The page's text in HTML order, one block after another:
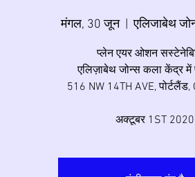
मंगल, 30 जून
  |
एलिजाबेथ
प्लेन एयर ओशन
एलिज़ाबेथ जोन्स कला केंद्र में
516 NW 14TH AVE,
अक्टूबर 1ST 2020